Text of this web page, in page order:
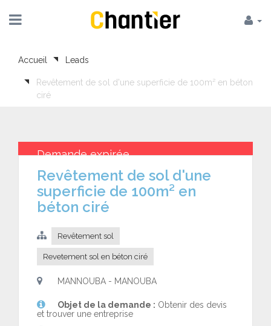
Accueil Leads
Revêtement de sol d'une superficie de 100m² en béton
ciré
Demande expirée
Revêtement de sol d'une
superficie de 100m² en
béton ciré
Revêtement sol
Revetement sol en béton ciré
MANNOUBA - MANOUBA
Objet de la demande : Obtenir des devis
et trouver une entreprise